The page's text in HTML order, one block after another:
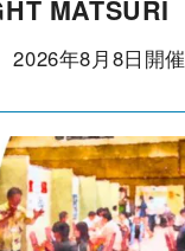
MATSURI
年8月8日開催